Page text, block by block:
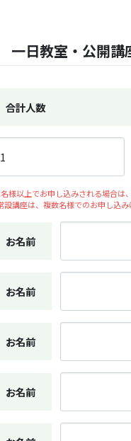
一日教室・公開
合計人数
様以上でお申し込みされる場合は
講座は、複数名様でのお申し込み
お名前
お名前
お名前
お名前